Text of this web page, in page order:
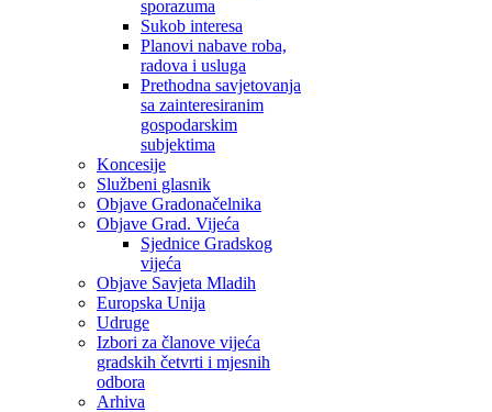
sporazuma
Sukob interesa
Planovi nabave roba,
radova i usluga
Prethodna savjetovanja
sa zainteresiranim
gospodarskim
subjektima
Koncesije
Službeni glasnik
Objave Gradonačelnika
Objave Grad. Vijeća
Sjednice Gradskog
vijeća
Objave Savjeta Mladih
Europska Unija
Udruge
Izbori za članove vijeća
gradskih četvrti i mjesnih
odbora
Arhiva